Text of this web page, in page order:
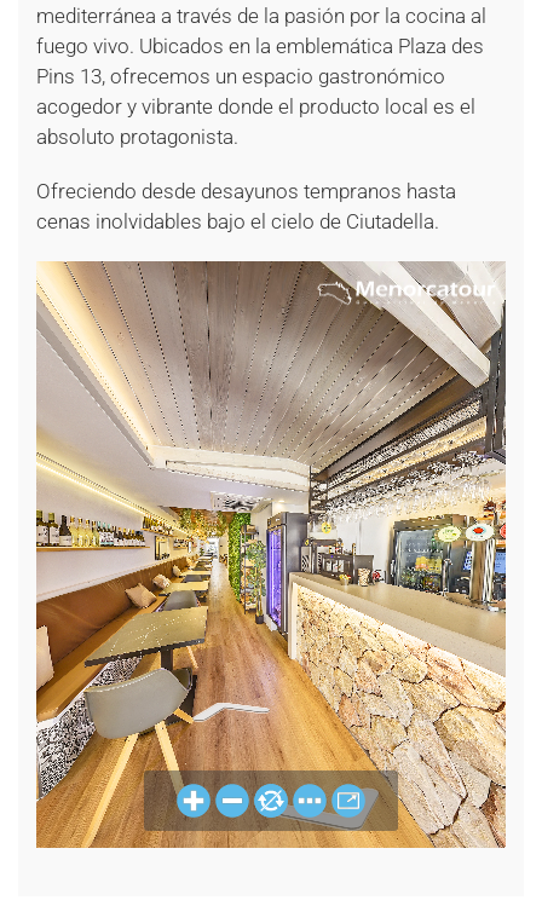
mediterránea a través de la pasión por la cocina al
fuego vivo. Ubicados en la emblemática Plaza des
Pins 13, ofrecemos un espacio gastronómico
acogedor y vibrante donde el producto local es el
absoluto protagonista.
Ofreciendo desde desayunos tempranos hasta
cenas inolvidables bajo el cielo de Ciutadella.